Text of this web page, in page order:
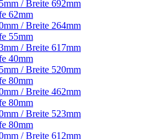
/ Breite 692mm
62mm
/ Breite 264mm
55mm
/ Breite 617mm
40mm
/ Breite 520mm
80mm
/ Breite 462mm
80mm
/ Breite 523mm
80mm
/ Breite 612mm